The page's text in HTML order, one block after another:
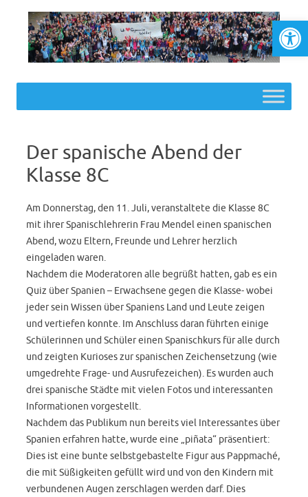
Der spanische Abend der
Klasse 8C
Am Donnerstag, den 11. Juli, veranstaltete die Klasse 8C
mit ihrer Spanischlehrerin Frau Mendel einen spanischen
Abend, wozu Eltern, Freunde und Lehrer herzlich
eingeladen waren.
Nachdem die Moderatoren alle begrüßt hatten, gab es ein
Quiz über Spanien – Erwachsene gegen die Klasse- wobei
jeder sein Wissen über Spaniens Land und Leute zeigen
und vertiefen konnte. Im Anschluss daran führten einige
Schülerinnen und Schüler einen Spanischkurs für alle durch
und zeigten Kurioses zur spanischen Zeichensetzung (wie
umgedrehte Frage- und Ausrufezeichen). Es wurden auch
drei spanische Städte mit vielen Fotos und interessanten
Informationen vorgestellt.
Nachdem das Publikum nun bereits viel Interessantes über
Spanien erfahren hatte, wurde eine „piñata“ präsentiert:
Dies ist eine bunte selbstgebastelte Figur aus Pappmaché,
die mit Süßigkeiten gefüllt wird und von den Kindern mit
verbundenen Augen zerschlagen werden darf. Dies